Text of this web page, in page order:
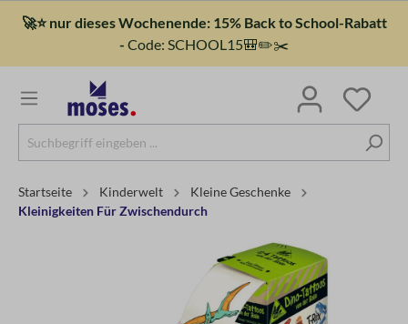
🚀⭐ nur dieses Wochenende: 15% Back to School-Rabatt
- Code: SCHOOL15🎒✏️✂️
Startseite Kinderwelt
Kleine Geschenke
Kleinigkeiten Für Zwischendurch